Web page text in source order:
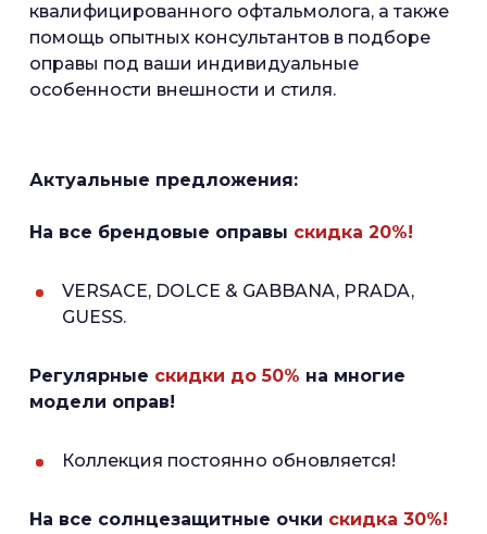
квалифицированного офтальмолога, а также
помощь опытных консультантов в подборе
оправы под ваши индивидуальные
особенности внешности и стиля.
Актуальные предложения:
На все брендовые оправы скидка 20%!
VERSACE, DOLCE & GABBANA, PRADA,
GUESS.
Регулярные скидки до 50% на многие
модели оправ!
Коллекция постоянно обновляется!
На все солнцезащитные очки скидка 30%!